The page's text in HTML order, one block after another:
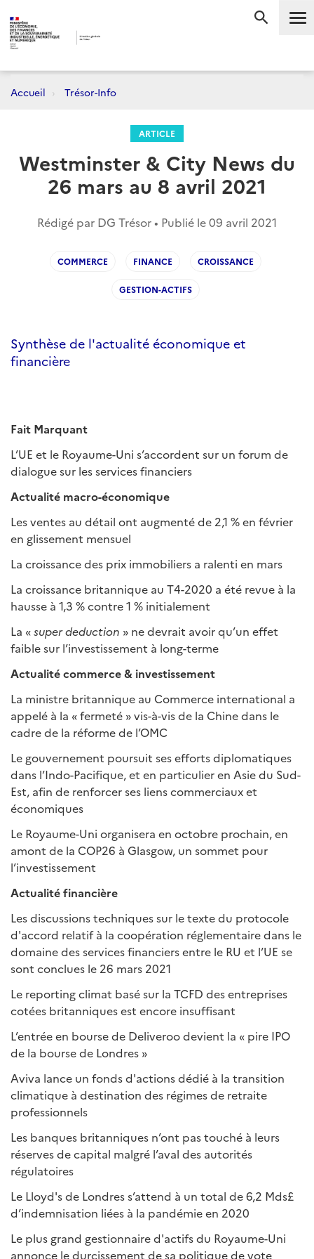
Accueil Trésor-Info
ARTICLE
Westminster & City News du
26 mars au 8 avril 2021
Rédigé par DG Trésor • Publié le09 avril 2021
COMMERCE FINANCE CROISSANCE
GESTION-ACTIFS
Synthèse de l'actualité économique et
financière
Fait Marquant
L’UE et le Royaume-Uni s’accordent sur un forum de
dialogue sur les services financiers
Actualité macro-économique
Les ventes au détail ont augmenté de 2,1 % en février
en glissement mensuel
La croissance des prix immobiliers a ralenti en mars
La croissance britannique au T4-2020 a été revue à la
hausse à 1,3 % contre 1 % initialement
La «superdeduction » ne devrait avoir qu’un effet
faible sur l’investissement à long-terme
Actualité commerce & investissement
La ministre britannique au Commerce international a
appelé à la « fermeté » vis-à-vis de la Chine dans le
cadre de la réforme de l’OMC
Le gouvernement poursuit ses efforts diplomatiques
dans l’Indo-Pacifique, et en particulier en Asie du Sud-
Est, afin de renforcer ses liens commerciaux et
économiques
Le Royaume-Uni organisera en octobre prochain, en
amont de la COP26 à Glasgow, un sommet pour
l’investissement
Actualité financière
Les discussions techniques sur le texte du protocole
d'accord relatif à la coopération réglementaire dans le
domaine des services financiers entre le RU et l’UE se
sont conclues le 26 mars 2021
Le reporting climat basé sur la TCFD des entreprises
cotées britanniques est encore insuffisant
L’entrée en bourse de Deliveroo devient la « pire IPO
de la bourse de Londres »
Aviva lance un fonds d'actions dédié à la transition
climatique à destination des régimes de retraite
professionnels
Les banques britanniques n’ont pas touché à leurs
réserves de capital malgré l’aval des autorités
régulatoires
Le Lloyd's de Londres s’attend à un total de 6,2 Mds£
d’indemnisation liées à la pandémie en 2020
Le plus grand gestionnaire d'actifs du Royaume-Uni
annonce le durcissement de sa politique de vote